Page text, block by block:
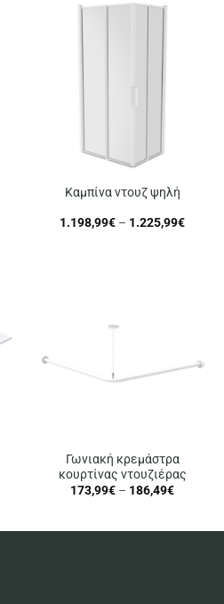
Καμπίνα ντουζ ψηλή
1.198,99€ – 1.225,99€Price
Γωνιακή κρεμάστρα
κουρτίνας ντουζιέρας
173,99€ – 186,49€Price
186,49€